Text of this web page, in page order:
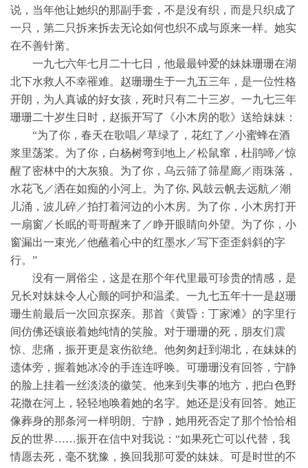
说，当年他让她织的那副手套，不是没有织，而是只织成了
一只，第二只拆来拆去无论如何也织不成与原来一样。她实
在不善针黹。
一九七六年七月二十七日，他最最钟爱的妹妹珊珊在湖
北下水救人不幸罹难。赵珊珊生于一九五三年，是一位性格
开朗，为人真诚的好女孩，死时只有二十三岁。一九七三年
珊珊二十岁生日时，赵振开写了《小木房的歌》送给妹妹：
“为了你，春天在歌唱／草绿了，花红了／小蜜蜂在酒
浆里荡桨。为了你，白杨树弯到地上／松鼠窜，杜鹃啼／惊
醒了密林中的大灰狼。为了你，乌云筛了筛星廊／雨珠落，
水花飞／洒在如痴的小河上。为了你, 风鼓云帆去远航／潮
儿涌，波儿碎／拍打着河边的小木房。为了你，小木房打开
一扇窗／长眠的哥哥醒来了／睁开眼睛向外望。为了你，小
窗漏出一束光／他蘸着心中的红墨水／写下歪歪斜斜的字
行。”
没有一屑俗尘，这是在那个年代里最可珍贵的情感，是
兄长对妹妹令人心颤的呵护和温柔。一九七五年十一是赵珊
珊生前最后一次回京探亲。那首《黄昏：丁家滩》的字里行
间仿佛还镶嵌着她纯情的笑脸。对于珊珊的死，朋友们震
惊、悲痛，振开更是哀伤欲绝。他匆匆赶到湖北，在妹妹的
遗体旁，握着她冰冷的手连连呼唤。可珊珊没有回答，宁静
的脸上挂着一丝淡淡的徽笑。他来到失事的地方，把白色野
花撒在河上，轻轻地唤着她的名字。她还是没有回答。她正
像葬身的那条河一样明朗、宁静，她用死否定了那个恰恰相
反的世界……振开在信中对我说：“如果死亡可以代替，我
情愿去死，毫不犹豫，换回我那可爱的妹妹。可是时世的不